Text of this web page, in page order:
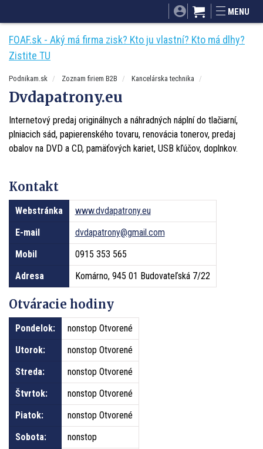
Mnamky-recepty.sk
MENU
FOAF.sk - Aký má firma zisk? Kto ju vlastní? Kto má dlhy?
Zistite TU
Podnikam.sk Zoznam firiem B2B Kancelárska technika
Dvdapatrony.eu
Internetový predaj originálnych a náhradných náplní do tlačiarní,
plniacich sád, papierenského tovaru, renovácia tonerov, predaj
obalov na DVD a CD, pamäťových kariet, USB kľúčov, doplnkov.
Kontakt
Webstránka
www.dvdapatrony.eu
E-mail
dvdapatrony@gmail.com
Mobil
0915 353 565
Adresa
Komárno, 945 01 Budovateľská 7/22
Otváracie hodiny
Pondelok:
nonstop Otvorené
Utorok:
nonstop Otvorené
Streda:
nonstop Otvorené
Štvrtok:
nonstop Otvorené
Piatok:
nonstop Otvorené
Sobota:
nonstop